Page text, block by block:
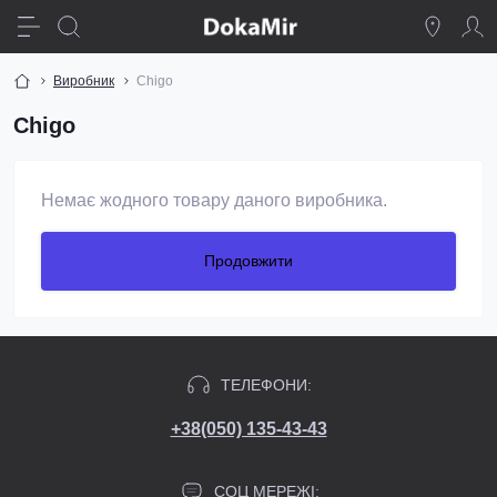
Виробник Chigo
Chigo
Немає жодного товару даного виробника.
Продовжити
ТЕЛЕФОНИ:
+38(050) 135-43-43
СОЦ МЕРЕЖІ: